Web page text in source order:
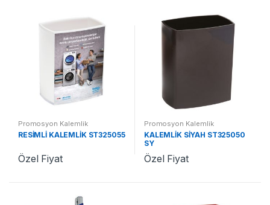
Promosyon Kalemlik
RESİMLİ KALEMLİK ST325055
Özel Fiyat
Promosyon Kalemlik
KALEMLİK SİYAH ST325050
SY
Özel Fiyat